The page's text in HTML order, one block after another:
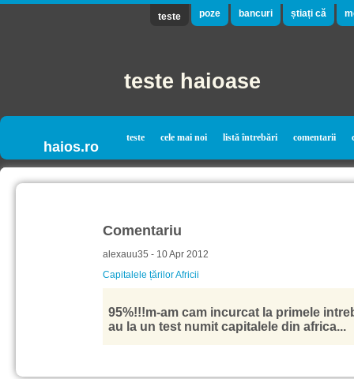
teste poze bancuri știați că
teste haioase
haios.ro
teste cele mai noi listă întrebări comentarii
Comentariu
alexauu35 - 10 Apr 2012
Capitalele țărilor Africii
95%!!!m-am cam incurcat la primele
au la un test numit capitalele din africa...